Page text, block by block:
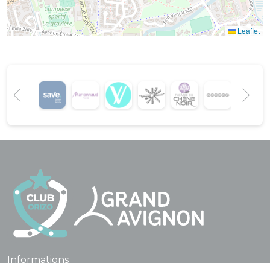
Leaflet
Informations